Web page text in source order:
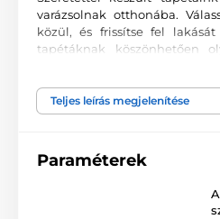
varázsolnak otthonába.
közül, és frissítse fel
tapétáknak köszönhetően
Kiváló nyomtatási minőség
bármely helyiségnek. Kiváló
korszerű UV-led nyomtatási
kiváló tartósságot és
Teljes leírás megjelenítése
Paraméterek